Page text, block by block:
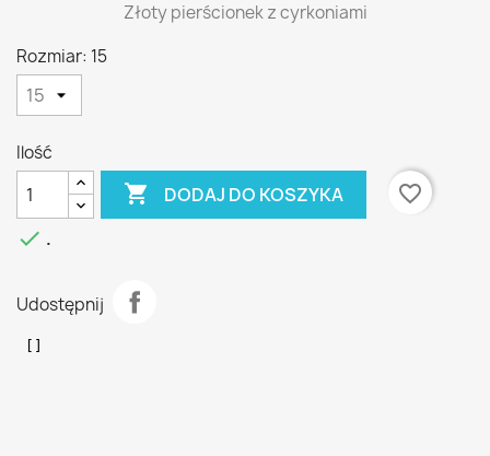
Złoty pierścionek z cyrkoniami
Rozmiar: 15
Ilość
 DODAJ DO KOSZYKA
favorite_border
 .
Udostępnij